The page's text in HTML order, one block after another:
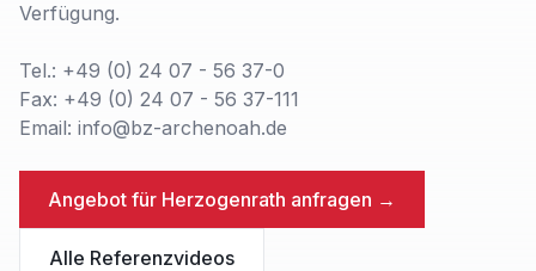
Verfügung.
Tel.: +49 (0) 24 07 - 56 37-0
Fax: +49 (0) 24 07 - 56 37-111
Email: info@bz-archenoah.de
Angebot für Herzogenrath anfragen →
Alle Referenzvideos